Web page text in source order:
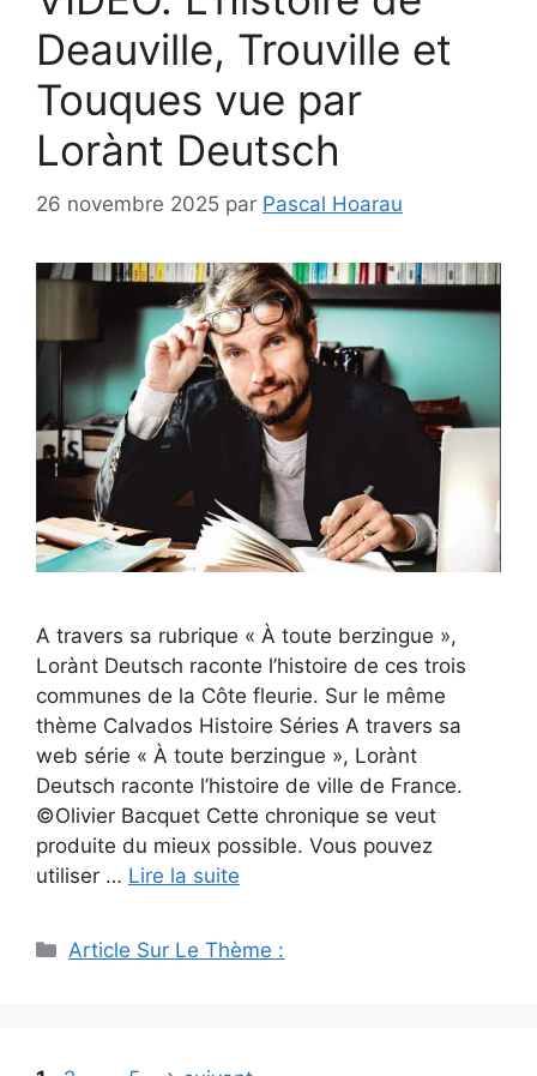
Deauville, Trouville et
Touques vue par
Lorànt Deutsch
26 novembre 2025 par Pascal Hoarau
A travers sa rubrique « À toute berzingue »,
Lorànt Deutsch raconte l’histoire de ces trois
communes de la Côte fleurie. Sur le même
thème Calvados Histoire Séries A travers sa
web série « À toute berzingue », Lorànt
Deutsch raconte l’histoire de ville de France.
©Olivier Bacquet Cette chronique se veut
produite du mieux possible. Vous pouvez
utiliser … Lire la suite
Catégories
Article Sur Le Thème :